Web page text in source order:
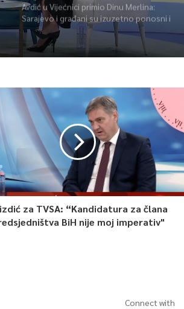
Avdić u Vijećnici primio Dinu Merlina:
Sarajevo i građani su izuzetno ponosni i
zahvalni
za TVSA: “Kandidatura za člana
BiH nije moj imperativ"
Connect with